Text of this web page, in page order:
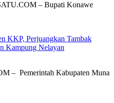
– Bupati Konawe
KKP, Perjuangkan Tambak
Kampung Nelayan
– Pemerintah Kabupaten Muna